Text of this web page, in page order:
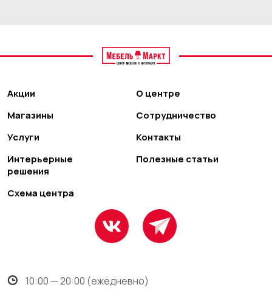
Акции
Магазины
Услуги
Интерьерные
решения
Схема центра
О центре
Сотрудничество
Контакты
Полезные статьи
10:00 — 20:00 (ежедневно)